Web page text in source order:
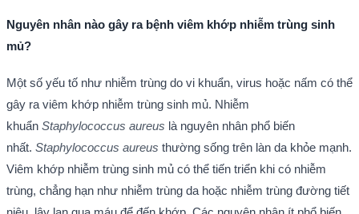
Nguyên nhân nào gây ra bệnh viêm khớp nhiễm trùng sinh
mủ?
Một số yếu tố như nhiễm trùng do vi khuẩn, virus hoặc nấm có thể
gây ra viêm khớp nhiễm trùng sinh mủ. Nhiễm
khuẩn Staphylococcus aureus là nguyên nhân phổ biến
nhất. Staphylococcus aureus thường sống trên làn da khỏe mạnh.
Viêm khớp nhiễm trùng sinh mủ có thể tiến triển khi có nhiễm
trùng, chẳng hạn như nhiễm trùng da hoặc nhiễm trùng đường tiết